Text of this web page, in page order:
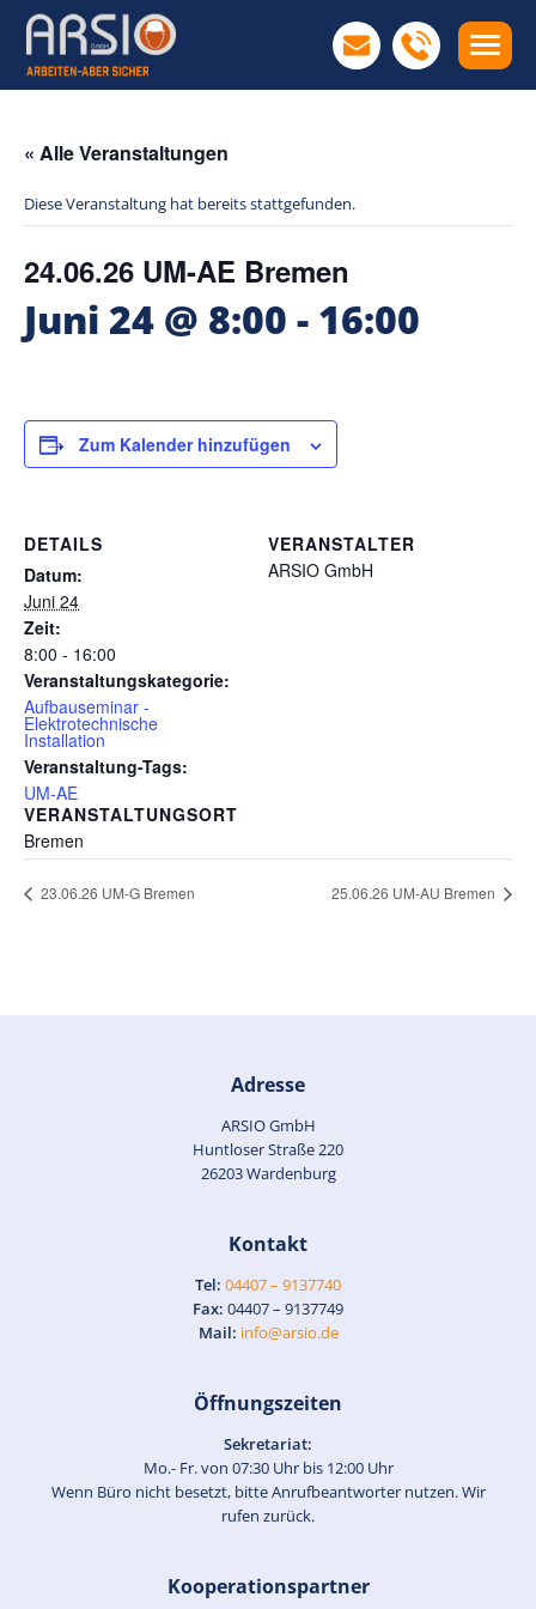
« Alle Veranstaltungen
Diese Veranstaltung hat bereits stattgefunden.
24.06.26 UM-AE Bremen
Juni 24 @ 8:00 - 16:00
Zum Kalender hinzufügen
DETAILS
Datum:
Juni 24
Zeit:
8:00 - 16:00
Veranstaltungskategorie:
Aufbauseminar -
Elektrotechnische
Installation
Veranstaltung-Tags:
UM-AE
VERANSTALTUNGSORT
Bremen
VERANSTALTER
ARSIO GmbH
23.06.26 UM-G Bremen 25.06.26 UM-AU Bremen
Adresse
ARSIO GmbH
Huntloser Straße 220
26203 Wardenburg
Kontakt
Tel: 04407 – 9137740
Fax: 04407 – 9137749
Mail: info@arsio.de
Öffnungszeiten
Sekretariat:
Mo.- Fr. von 07:30 Uhr bis 12:00 Uhr
Wenn Büro nicht besetzt, bitte Anrufbeantworter nutzen. Wir
rufen zurück.
Kooperationspartner